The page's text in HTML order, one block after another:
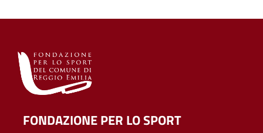
FONDAZIONE PER LO SPORT